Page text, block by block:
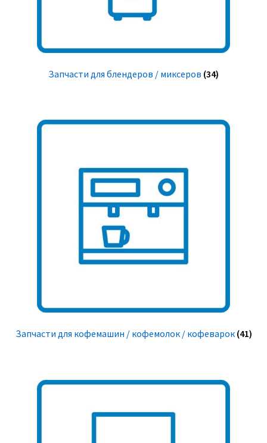
Запчасти для блендеров / миксеров (34)
Запчасти для кофемашин / кофемолок / кофеварок (41)